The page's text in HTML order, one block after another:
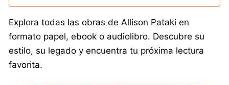
Explora todas las obras de Allison Pataki en
formato papel, ebook o audiolibro. Descubre su
estilo, su legado y encuentra tu próxima lectura
favorita.